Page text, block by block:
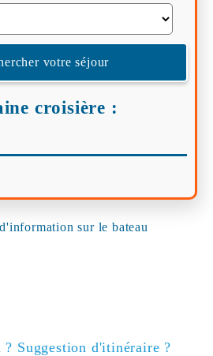
votre séjour
croisière :
sur le bateau
Suggestion d'itinéraire ?